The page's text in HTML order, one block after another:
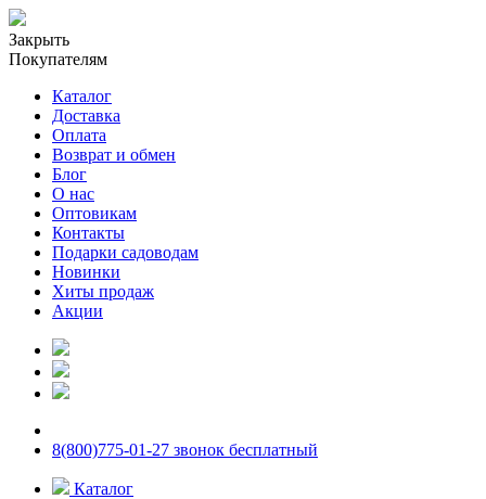
Закрыть
Покупателям
Каталог
Доставка
Оплата
Возврат и обмен
Блог
О нас
Оптовикам
Контакты
Подарки садоводам
Новинки
Хиты продаж
Акции
8(800)775-01-27 звонок бесплатный
Каталог